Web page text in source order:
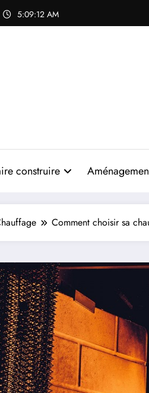
5:09:13 AM
construire
Comment choisir sa